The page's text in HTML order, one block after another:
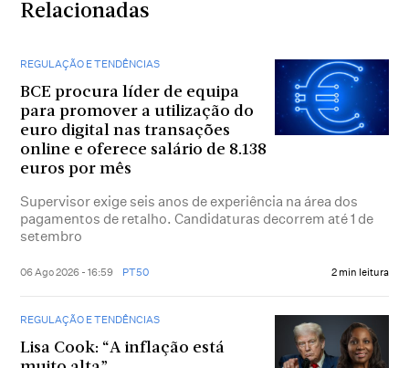
Relacionadas
REGULAÇÃO E TENDÊNCIAS
BCE procura líder de equipa
para promover a utilização do
euro digital nas transações
online e oferece salário de 8.138
euros por mês
Supervisor exige seis anos de experiência na área dos
pagamentos de retalho. Candidaturas decorrem até 1 de
setembro
06 Ago 2026 - 16:59 PT50 2 min leitura
REGULAÇÃO E TENDÊNCIAS
Lisa Cook: “A inflação está